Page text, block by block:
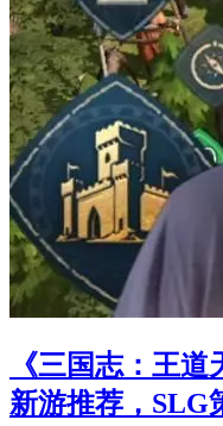
《三国志：王道
新游推荐，SLG